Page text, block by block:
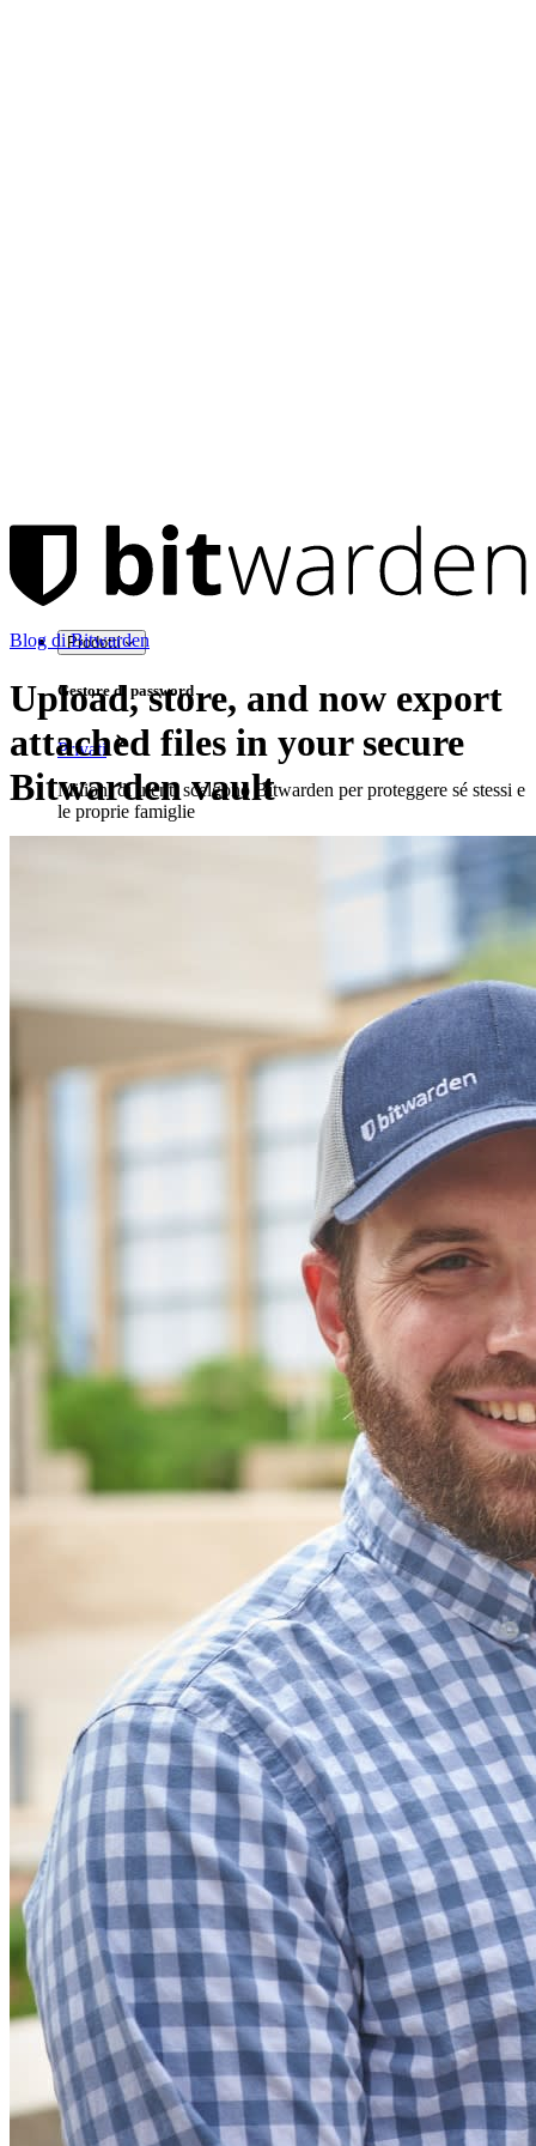
Prodotti
Gestore di password
Privati
Milioni di utenti scelgono Bitwarden per proteggere sé stessi e
le proprie famiglie
Innumerevoli aziende e imprese scelgono Bitwarden per
Enterprise
Gestione dei segreti con crittografia end-to-end per team di
Sblocca le funzionalità passkey e molto altro con poche righe
di codice
Documentazione per sviluppatori
Scopri di più
Integrazioni
Partner
Bitwarden Authenticator
Funzionalità principali dei piani personali
TOTP integrato
Accesso di emergenza
Condivisione sicura con Send
Integrazione alias email
Multipiattaforma con dispositivi illimitati
Funzionalità principali dei piani Business
Access Intelligence
Integrazione con directory
Integrazione SSO
Self-hosting di Bitwarden
Criteri Enterprise
Recupero account
Blog di Bitwarden
Upload, store, and now export
attached files in your secure
Bitwarden vault